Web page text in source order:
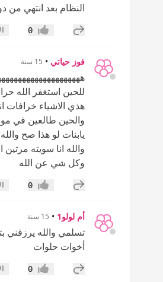
النظام بعد انتهي من دورت شهر
إضافة رد جديد
إعجاب0
فوز حياتي • 15 سنة
للحين استغفر الله
هذي الاشياء خرافات
والحين طالعين في
يابنات لو هذا صح
والله انا سويته
وكل شي عن الله
إضافة رد جديد
إعجاب0
أم لولو1 • 15 سنة
تسلمي والله يرزقني
أخوات حلوات
إضافة رد جديد
إعجاب0